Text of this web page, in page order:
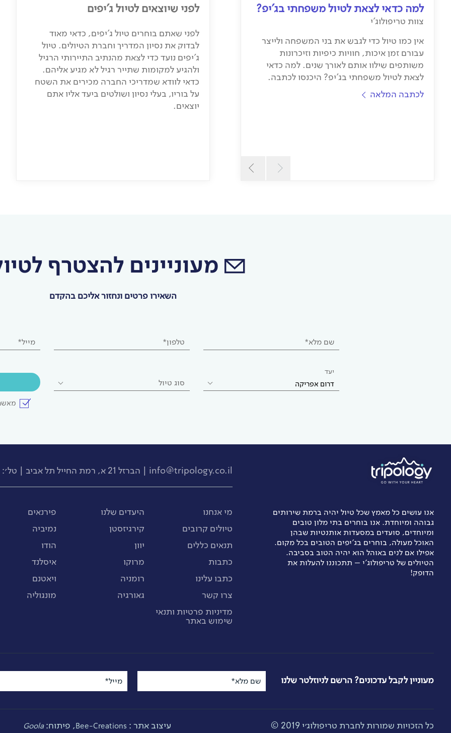
למה כדאי לצאת לטיול משפחתי בג'יפ?
צוות טריפולוג'י
אין כמו טיול כדי לגבש את בני המשפחה ולייצר
עבורם זמן איכות, חוויות כיפיות וזיכרונות
משותפים שילוו אותם לאורך שנים. למה כדאי
לצאת לטיול משפחתי בג'יפ? היכנסו לכתבה.
לכתבה המלאה
הטיולים של טריפולוג'י: שאלות נפוצות
מהו הטיול המתאים לי? ריכזנו עבורכם כל מה
שחשוב לדעת לפני שבוחרים טיול.
לכתבה המלאה
לפני שיוצאים לטיול ג'יפים
לפני שאתם בוחרים טיול ג'יפים, כדאי מאוד
לבדוק את נסיון המדריך וחברת הטיולים. טיול
ג'יפים נועד כדי לצאת מהנתיב התיירותי הרגיל
ולהגיע למקומות שתייר רגיל לא מגיע אליהם.
כדאי לוודא שמדריכי החברה מכירים את השטח
על בוריו, בעלי נסיון ושולטים ביעד אליו אתם
יוצאים.
מעוניינים להצטרף
השאירו פרטים ונחזור אליכם בהקדם
שם מלא* טלפון* מייל*
יעד
דרום אפריקה סוג טיול
אנו עושים כל מאמץ שכל טיול יהיה ברמת שירותים
גבוהה ומיוחדת. אנו בוחרים בתי מלון טובים
ומיוחדים, סועדים במסעדות אותנטיות שבהן
האוכל מעולה, בוחרים בג’יפים הטובים בכל מקום.
אפילו אם לנים באוהל הוא יהיה הטוב בסביבה.
הטיולים של טריפולוג'י – תתכוננו להעלות את
הדופק!
info@tripology.co.il | הברזל 21 א, רמת החייל תל אביב | טל׳:
מי אנחנו
טיולים קרובים
תנאים כללים
כתבות
כתבו עלינו
צרו קשר
מדיניות פרטיות ותנאי
שימוש באתר
היעדים שלנו
קירגיזסטן
יוון
מרוקו
רומניה
גאורגיה
פירנאים
נמיביה
הודו
איסלנד
ויאטנם
מונגוליה
מעוניין לקבל עדכונים? הרשם לניוזלטר שלנו שם מלא* מייל*
כל הזכויות שמורות לחברת טריפולוג׳י 2019 © עיצוב אתר : Bee-Creations, פיתוח:Goola